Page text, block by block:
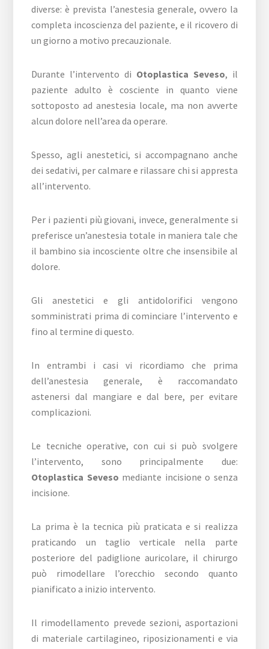
diverse: è prevista l’anestesia generale, ovvero la
completa incoscienza del paziente, e il ricovero di
un giorno a motivo precauzionale.
Durante l’intervento di Otoplastica Seveso, il
paziente adulto è cosciente in quanto viene
sottoposto ad anestesia locale, ma non avverte
alcun dolore nell’area da operare.
Spesso, agli anestetici, si accompagnano anche
dei sedativi, per calmare e rilassare chi si appresta
all’intervento.
Per i pazienti più giovani, invece, generalmente si
preferisce un’anestesia totale in maniera tale che
il bambino sia incosciente oltre che insensibile al
dolore.
Gli anestetici e gli antidolorifici vengono
somministrati prima di cominciare l’intervento e
fino al termine di questo.
In entrambi i casi vi ricordiamo che prima
dell’anestesia generale, è raccomandato
astenersi dal mangiare e dal bere, per evitare
complicazioni.
Le tecniche operative, con cui si può svolgere
l’intervento, sono principalmente due:
Otoplastica Seveso mediante incisione o senza
incisione.
La prima è la tecnica più praticata e si realizza
praticando un taglio verticale nella parte
posteriore del padiglione auricolare, il chirurgo
può rimodellare l’orecchio secondo quanto
pianificato a inizio intervento.
Il rimodellamento prevede sezioni, asportazioni
di materiale cartilagineo, riposizionamenti e via